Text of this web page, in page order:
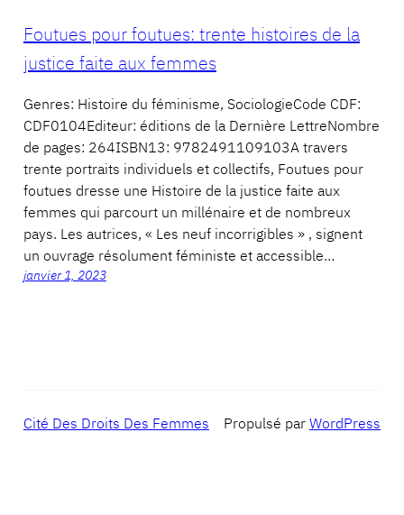
Foutues pour foutues: trente histoires de la
justice faite aux femmes
Genres: Histoire du féminisme, SociologieCode CDF:
CDF0104Editeur: éditions de la Dernière LettreNombre
de pages: 264ISBN13: 9782491109103A travers
trente portraits individuels et collectifs, Foutues pour
foutues dresse une Histoire de la justice faite aux
femmes qui parcourt un millénaire et de nombreux
pays. Les autrices, « Les neuf incorrigibles » , signent
un ouvrage résolument féministe et accessible…
janvier 1, 2023
Cité Des Droits Des Femmes Propulsé parWordPress